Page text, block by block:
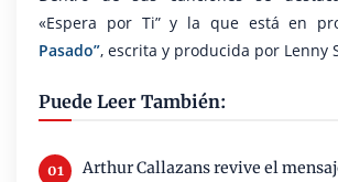
«Espera por Ti” y la que está en
Pasado”​, escrita y producida por Lenny
Puede Leer También:
Arthur Callazans revive el